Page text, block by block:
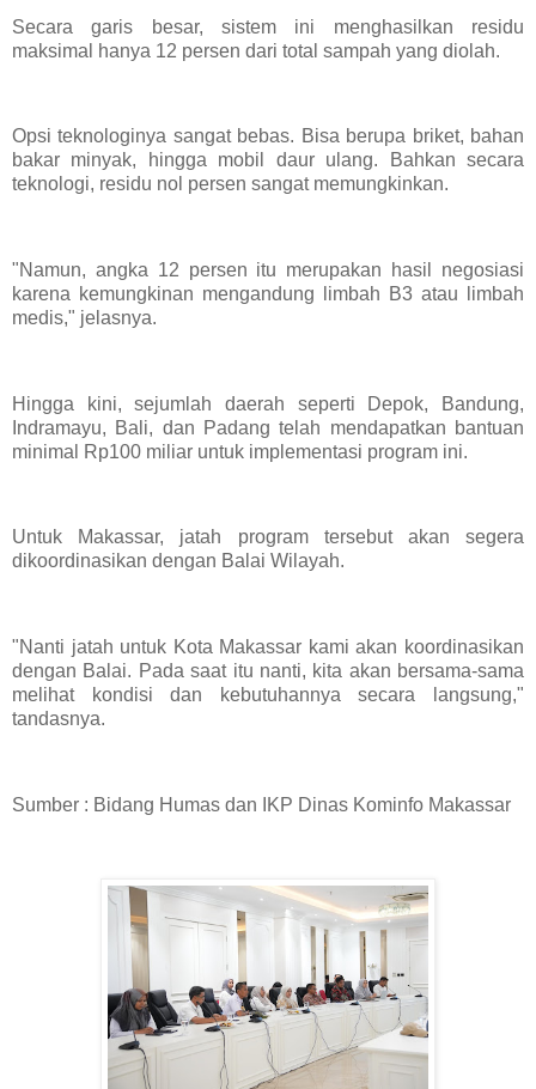
Secara garis besar, sistem ini menghasilkan residu
maksimal hanya 12 persen dari total sampah yang diolah.
Opsi teknologinya sangat bebas. Bisa berupa briket, bahan
bakar minyak, hingga mobil daur ulang. Bahkan secara
teknologi, residu nol persen sangat memungkinkan.
"Namun, angka 12 persen itu merupakan hasil negosiasi
karena kemungkinan mengandung limbah B3 atau limbah
medis," jelasnya.
Hingga kini, sejumlah daerah seperti Depok, Bandung,
Indramayu, Bali, dan Padang telah mendapatkan bantuan
minimal Rp100 miliar untuk implementasi program ini.
Untuk Makassar, jatah program tersebut akan segera
dikoordinasikan dengan Balai Wilayah.
"Nanti jatah untuk Kota Makassar kami akan koordinasikan
dengan Balai. Pada saat itu nanti, kita akan bersama-sama
melihat kondisi dan kebutuhannya secara langsung,"
tandasnya.
Sumber : Bidang Humas dan IKP Dinas Kominfo Makassar